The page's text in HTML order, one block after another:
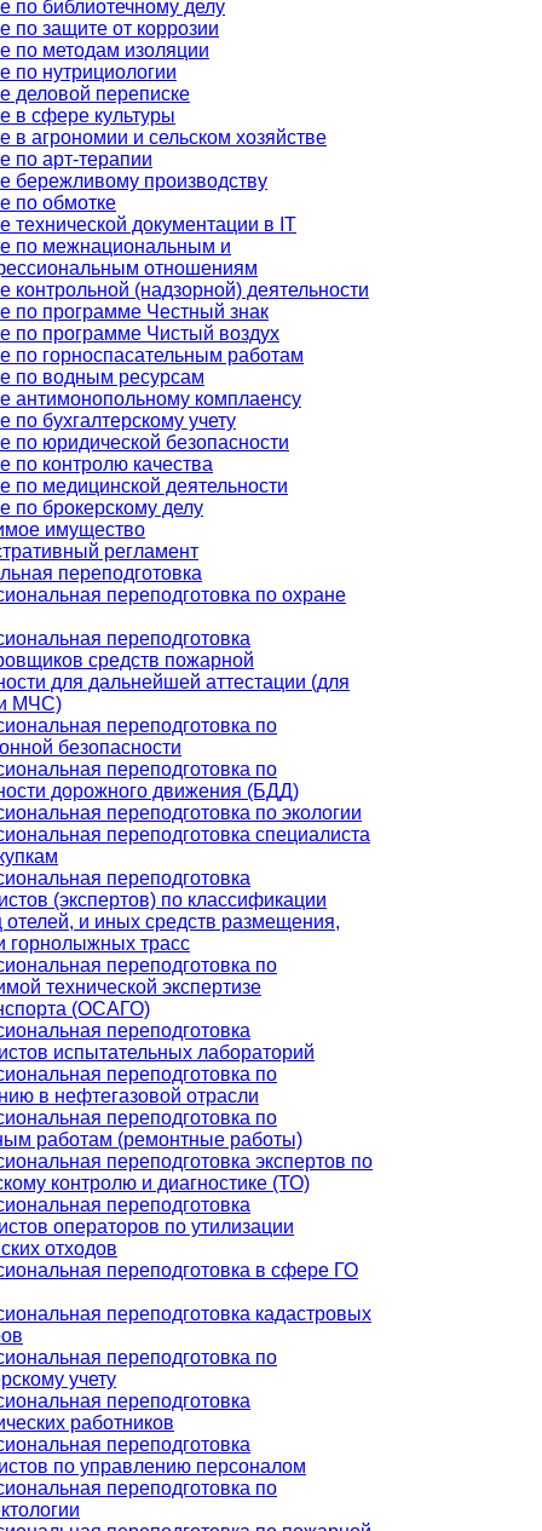
по библиотечному делу
по защите от коррозии
по методам изоляции
по нутрициологии
деловой переписке
в сфере культуры
в агрономии и сельском хозяйстве
по арт-терапии
бережливому производству
по обмотке
технической документации в IT
по межнациональным и
отношениям
контрольной (надзорной) деятельности
по программе Честный знак
по программе Чистый воздух
по горноспасательным работам
по водным ресурсам
антимонопольному комплаенсу
по бухгалтерскому учету
по юридической безопасности
по контролю качества
по медицинской деятельности
по брокерскому делу
имущество
регламент
переподготовка
переподготовка по охране
переподготовка
средств пожарной
для дальнейшей аттестации (для
МЧС)
переподготовка по
безопасности
переподготовка по
дорожного движения (БДД)
переподготовка по экологии
переподготовка специалиста
переподготовка
(экспертов) по классификации
отелей, и иных средств размещения,
горнолыжных трасс
переподготовка по
технической экспертизе
(ОСАГО)
переподготовка
испытательных лабораторий
переподготовка по
в нефтегазовой отрасли
переподготовка по
работам (ремонтные работы)
переподготовка экспертов по
контролю и диагностике (ТО)
переподготовка
операторов по утилизации
отходов
переподготовка в сфере ГО
переподготовка кадастровых
переподготовка по
учету
переподготовка
работников
переподготовка
по управлению персоналом
переподготовка по